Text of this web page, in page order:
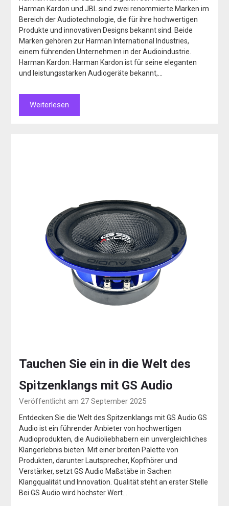
Harman Kardon und JBL sind zwei renommierte Marken im
Bereich der Audiotechnologie, die für ihre hochwertigen
Produkte und innovativen Designs bekannt sind. Beide
Marken gehören zur Harman International Industries,
einem führenden Unternehmen in der Audioindustrie.
Harman Kardon: Harman Kardon ist für seine eleganten
und leistungsstarken Audiogeräte bekannt,…
Weiterlesen
Tauchen Sie ein in die Welt des
Spitzenklangs mit GS Audio
Veröffentlicht am 27 September 2025
Entdecken Sie die Welt des Spitzenklangs mit GS Audio GS
Audio ist ein führender Anbieter von hochwertigen
Audioprodukten, die Audioliebhabern ein unvergleichliches
Klangerlebnis bieten. Mit einer breiten Palette von
Produkten, darunter Lautsprecher, Kopfhörer und
Verstärker, setzt GS Audio Maßstäbe in Sachen
Klangqualität und Innovation. Qualität steht an erster Stelle
Bei GS Audio wird höchster Wert…